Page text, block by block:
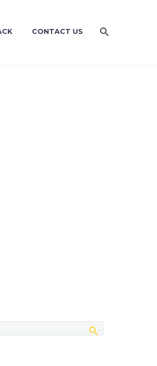
CONTACT US